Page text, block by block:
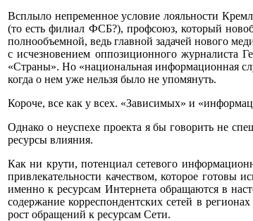
Всплыло непременное условие лояльности
(то есть филиал ФСБ?), профсоюз, который
полнообъемной, ведь главной задачей нового
с исчезновением оппозиционного журналиста
«Страны». Но «национальная информационная
когда о нем уже нельзя было не упомянуть.
Короче, все как у всех. «Зависимых» и
Однако о неуспехе проекта я бы говорить не
ресурсы влияния.
Как ни крути, потенциал сетевого
привлекательности качеством, которое готовы
именно к ресурсам Интернета обращаются в
содержание корреспондентских сетей в
рост обращений к ресурсам Сети.